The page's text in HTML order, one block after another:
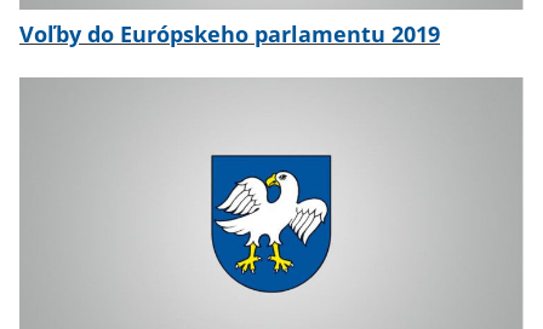
Voľby do Európskeho parlamentu 2019